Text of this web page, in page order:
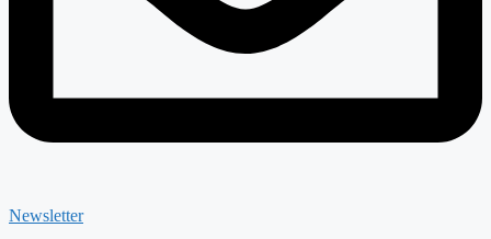
Newsletter